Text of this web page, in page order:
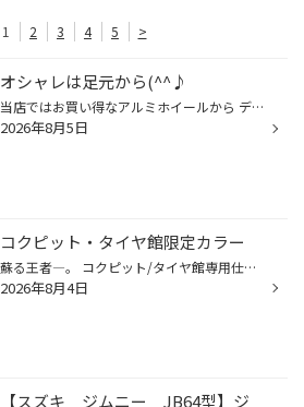
1 2 3 4 5 >
オシャレは足元から(^^♪
当店ではお買い得なアルミホイールから デザイン、材質に拘ったハイグレードアルミホイールまで 各種取り扱っています！ また、店舗の展示品をお車に仮アテする事で装着イメージが 体感できるサービスも実施していますのでお気軽にご来店、ご相談ください(^_-)-☆ 経験豊富なスタッフがお客様お車に...
2026年8月5日
コクピット・タイヤ館限定カラー
蘇る王者―。 コクピット/タイヤ館専用仕様の「フル・グロスブラック」ここに降臨。 AME SHALLEN LX Black Edition 20ｘ85 120 5Ｈ 40 40アルファード/ヴェルファイア 20ｘ85 114 5Ｈ 38 30アルファード/ヴェルファイア・レクサスNX・ハリアー 限定２５０台！ 現物展示してあります！ ※店舗により...
2026年8月4日
【スズキ ジムニー JB64型】ジ